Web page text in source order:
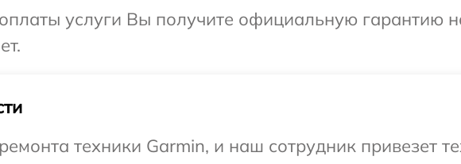
услуги Вы получите официальную гарантию
техники Garmin, и наш сотрудник привезет